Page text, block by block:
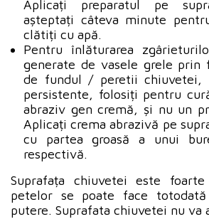
Aplicați preparatul pe
așteptați câteva minute
clătiți cu apă.
Pentru înlăturarea
generate de vasele grele prin
de fundul / peretii chiuvetei,
persistente, folosiți pentru
abraziv gen cremă, și nu un
Aplicați crema abrazivă pe
cu partea groasă a unui
respectivă.
Suprafața chiuvetei este foarte
petelor se poate face
putere. Suprafata chiuvetei nu va